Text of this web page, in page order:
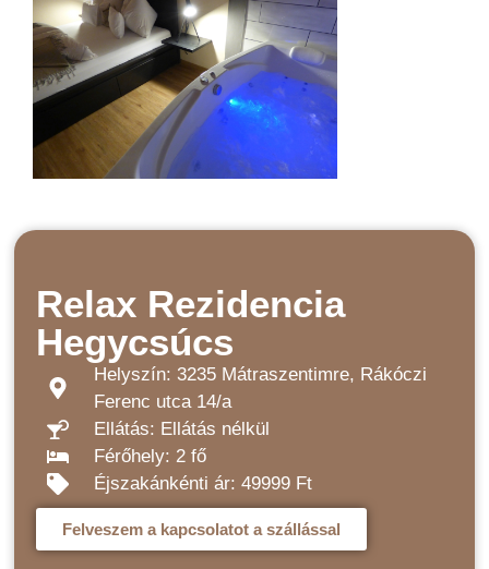
Relax Rezidencia
Hegycsúcs
Helyszín: 3235 Mátraszentimre, Rákóczi
Ferenc utca 14/a
Ellátás: Ellátás nélkül
Férőhely: 2 fő
Éjszakánkénti ár: 49999 Ft
Felveszem a kapcsolatot a szállással